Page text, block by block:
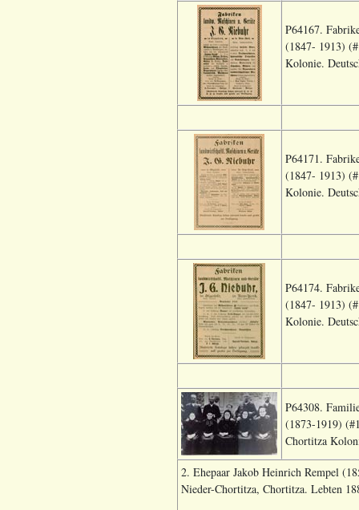
P64167.
(1847- 1913)
Kolonie.
P64171.
(1847- 1913)
Kolonie.
P64174.
(1847- 1913)
Kolonie.
P64308.
(1873-1919)
Chortitza
2. Ehepaar Jakob Heinrich Rempel
Nieder-Chortitza, Chortitza. Lebten